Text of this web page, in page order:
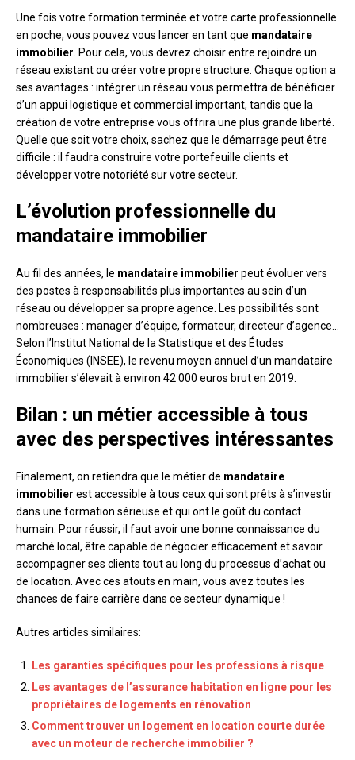
Une fois votre formation terminée et votre carte professionnelle
en poche, vous pouvez vous lancer en tant que mandataire
immobilier . Pour cela, vous devrez choisir entre rejoindre un
réseau existant ou créer votre propre structure. Chaque option a
ses avantages : intégrer un réseau vous permettra de bénéficier
d’un appui logistique et commercial important, tandis que la
création de votre entreprise vous offrira une plus grande liberté.
Quelle que soit votre choix, sachez que le démarrage peut être
difficile : il faudra construire votre portefeuille clients et
développer votre notoriété sur votre secteur.
L’évolution professionnelle du
mandataire immobilier
Au fil des années, le mandataire immobilier peut évoluer vers
des postes à responsabilités plus importantes au sein d’un
réseau ou développer sa propre agence. Les possibilités sont
nombreuses : manager d’équipe, formateur, directeur d’agence…
Selon l’Institut National de la Statistique et des Études
Économiques (INSEE), le revenu moyen annuel d’un mandataire
immobilier s’élevait à environ 42 000 euros brut en 2019.
Bilan : un métier accessible à tous
avec des perspectives intéressantes
Finalement, on retiendra que le métier de mandataire
immobilier est accessible à tous ceux qui sont prêts à s’investir
dans une formation sérieuse et qui ont le goût du contact
humain. Pour réussir, il faut avoir une bonne connaissance du
marché local, être capable de négocier efficacement et savoir
accompagner ses clients tout au long du processus d’achat ou
de location. Avec ces atouts en main, vous avez toutes les
chances de faire carrière dans ce secteur dynamique !
Autres articles similaires:
Les garanties spécifiques pour les professions à risque
Les avantages de l’assurance habitation en ligne pour les
propriétaires de logements en rénovation
Comment trouver un logement en location courte durée
avec un moteur de recherche immobilier ?